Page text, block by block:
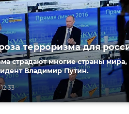
терроризма для
страдают многие страны мира,
Владимир Путин.